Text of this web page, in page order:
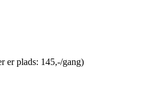
er plads: 145,-/gang)